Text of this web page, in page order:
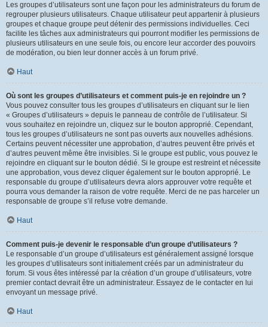
Les groupes d’utilisateurs sont une façon pour les administrateurs du forum de
regrouper plusieurs utilisateurs. Chaque utilisateur peut appartenir à plusieurs
groupes et chaque groupe peut détenir des permissions individuelles. Ceci
facilite les tâches aux administrateurs qui pourront modifier les permissions de
plusieurs utilisateurs en une seule fois, ou encore leur accorder des pouvoirs
de modération, ou bien leur donner accès à un forum privé.
Haut
Où sont les groupes d’utilisateurs et comment puis-je en rejoindre un ?
Vous pouvez consulter tous les groupes d’utilisateurs en cliquant sur le lien
« Groupes d’utilisateurs » depuis le panneau de contrôle de l’utilisateur. Si
vous souhaitez en rejoindre un, cliquez sur le bouton approprié. Cependant,
tous les groupes d’utilisateurs ne sont pas ouverts aux nouvelles adhésions.
Certains peuvent nécessiter une approbation, d’autres peuvent être privés et
d’autres peuvent même être invisibles. Si le groupe est public, vous pouvez le
rejoindre en cliquant sur le bouton dédié. Si le groupe est restreint et nécessite
une approbation, vous devez cliquer également sur le bouton approprié. Le
responsable du groupe d’utilisateurs devra alors approuver votre requête et
pourra vous demander la raison de votre requête. Merci de ne pas harceler un
responsable de groupe s’il refuse votre demande.
Haut
Comment puis-je devenir le responsable d’un groupe d’utilisateurs ?
Le responsable d’un groupe d’utilisateurs est généralement assigné lorsque
les groupes d’utilisateurs sont initialement créés par un administrateur du
forum. Si vous êtes intéressé par la création d’un groupe d’utilisateurs, votre
premier contact devrait être un administrateur. Essayez de le contacter en lui
envoyant un message privé.
Haut